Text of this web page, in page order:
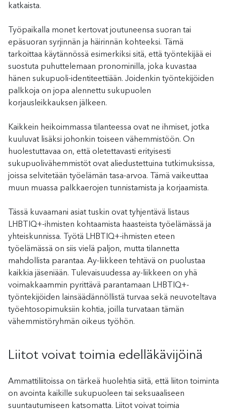
katkaista.
Työpaikalla monet kertovat joutuneensa suoran tai
epäsuoran syrjinnän ja häirinnän kohteeksi. Tämä
tarkoittaa käytännössä esimerkiksi sitä, että työntekijää ei
suostuta puhuttelemaan pronominilla, joka kuvastaa
hänen sukupuoli-identiteettiään. Joidenkin työntekijöiden
palkkoja on jopa alennettu sukupuolen
korjausleikkauksen jälkeen.
Kaikkein heikoimmassa tilanteessa ovat ne ihmiset, jotka
kuuluvat lisäksi johonkin toiseen vähemmistöön. On
huolestuttavaa on, että oletettavasti erityisesti
sukupuolivähemmistöt ovat aliedustettuina tutkimuksissa,
joissa selvitetään työelämän tasa-arvoa. Tämä vaikeuttaa
muun muassa palkkaerojen tunnistamista ja korjaamista.
Tässä kuvaamani asiat tuskin ovat tyhjentävä listaus
LHBTIQ+-ihmisten kohtaamista haasteista työelämässä ja
yhteiskunnissa. Työtä LHBTIQ+-ihmisten eteen
työelämässä on siis vielä paljon, mutta tilannetta
mahdollista parantaa. Ay-liikkeen tehtävä on puolustaa
kaikkia jäseniään. Tulevaisuudessa ay-liikkeen on yhä
voimakkaammin pyrittävä parantamaan LHBTIQ+-
työntekijöiden lainsäädännöllistä turvaa sekä neuvoteltava
työehtosopimuksiin kohtia, joilla turvataan tämän
vähemmistöryhmän oikeus työhön.
Liitot voivat toimia edelläkävijöinä
Ammattiliitoissa on tärkeä huolehtia siitä, että liiton toiminta
on avointa kaikille sukupuoleen tai seksuaaliseen
suuntautumiseen katsomatta. Liitot voivat toimia